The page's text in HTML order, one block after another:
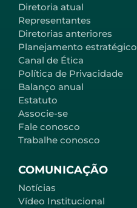
Diretoria atual
Representantes
Diretorias anteriores
Planejamento estratégico
Canal de Ética
Política de Privacidade
Balanço anual
Estatuto
Associe-se
Fale conosco
Trabalhe conosco
COMUNICAÇÃO
Notícias
Vídeo Institucional